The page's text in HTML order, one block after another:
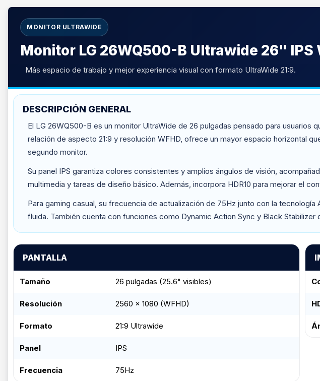
MONITOR ULTRAWIDE
Monitor LG 26WQ500-B Ultrawide 26" IPS
Más espacio de trabajo y mejor experiencia visual con formato UltraWide 21:9.
DESCRIPCIÓN GENERAL
El LG 26WQ500-B es un monitor UltraWide de 26 pulgadas pensado para usuarios
relación de aspecto 21:9 y resolución WFHD, ofrece un mayor espacio horizontal
segundo monitor.
Su panel IPS garantiza colores consistentes y amplios ángulos de visión,
multimedia y tareas de diseño básico. Además, incorpora HDR10 para mejorar el
Para gaming casual, su frecuencia de actualización de 75Hz junto con la
fluida. También cuenta con funciones como Dynamic Action Sync y Black
PANTALLA
Tamaño 26 pulgadas (25.6" visibles)
Resolución 2560 x 1080 (WFHD)
Formato 21:9 Ultrawide
Panel IPS
Frecuencia 75Hz